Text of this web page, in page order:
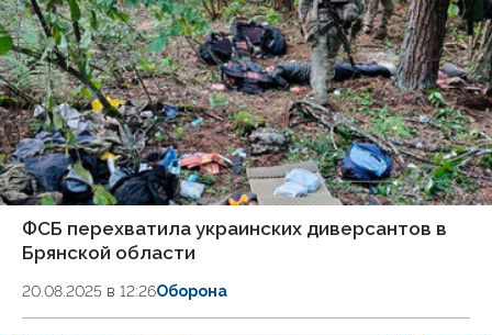
ФСБ перехватила украинских диверсантов в
Брянской области
20.08.2025 в 12:26Оборона